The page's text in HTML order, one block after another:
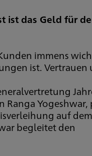
ist das Geld für
immens
ist. Vertrauen
Yogeshwar,
auf
begleitet den